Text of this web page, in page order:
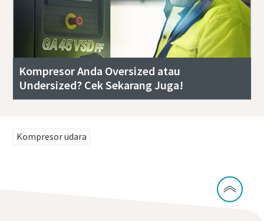
Kompresor Anda Oversized atau
Undersized? Cek Sekarang Juga!
Kompresor udara